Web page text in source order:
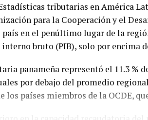
tributarias en América
para la Cooperación y el
en el penúltimo lugar de la
bruto (PIB), solo por encima
panameña representó el 11.3 %
por debajo del promedio
países miembros de la OCDE,